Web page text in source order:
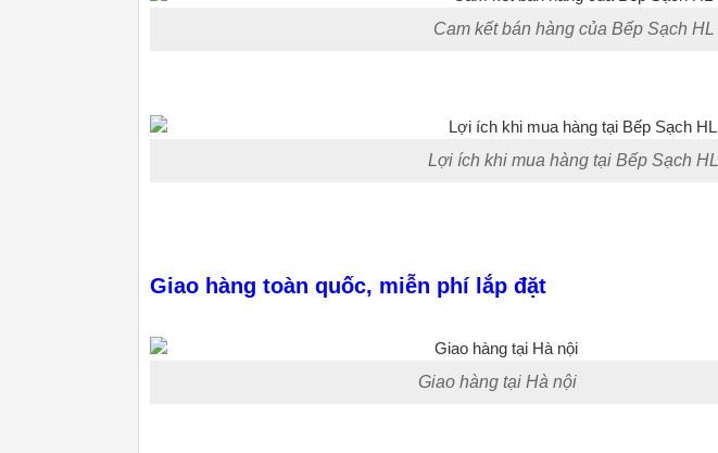
Cam kết bán hàng của Bếp Sạch HL
Lợi ích khi mua hàng tại Bếp Sạch HL
Giao hàng toàn quốc, miễn phí lắp đặt
Giao hàng tại Hà nội